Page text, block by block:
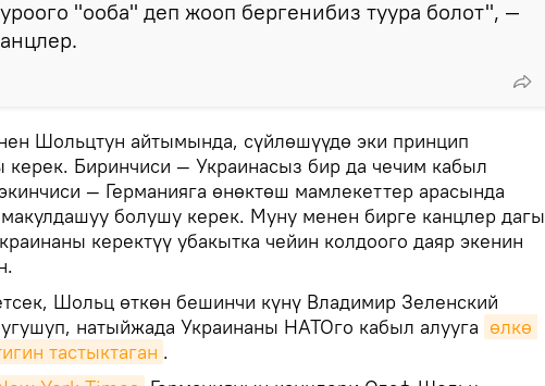
"ооба" деп жооп бергенибиз туура болот", —
Шольцтун айтымында, сүйлөшүүдө эки принцип
керек. Биринчиси — Украинасыз бир да чечим кабыл
— Германияга өнөктөш мамлекеттер арасында
болушу керек. Муну менен бирге канцлер дагы
керектүү убакытка чейин колдоого даяр экенин
Шольц өткөн бешинчи күнү Владимир Зеленский
натыйжада Украинаны НАТОго кабыл алууга өлкө
тастыктаган .